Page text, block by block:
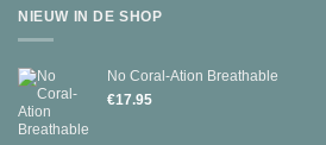
NIEUW IN DE SHOP
No Coral-Ation Breathable
€17.95